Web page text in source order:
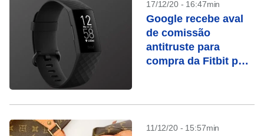
17/12/20 - 16:47min
Google recebe aval
de comissão
antitruste para
compra da Fitbit por
11/12/20 - 15:57min